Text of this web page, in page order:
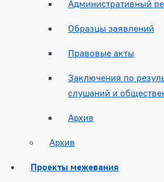
Административный
Образцы заявлений
Правовые акты
Заключения по
слушаний и
Архив
Архив
Проекты межевания